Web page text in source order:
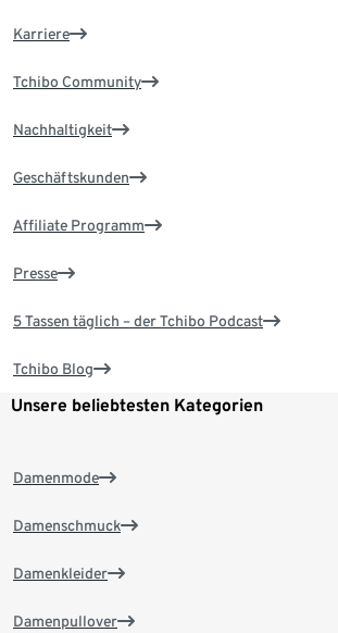
Karriere
Tchibo Community
Nachhaltigkeit
Geschäftskunden
Affiliate Programm
Presse
5 Tassen täglich – der Tchibo Podcast
Tchibo Blog
Unsere beliebtesten Kategorien
Damenmode
Damenschmuck
Damenkleider
Damenpullover